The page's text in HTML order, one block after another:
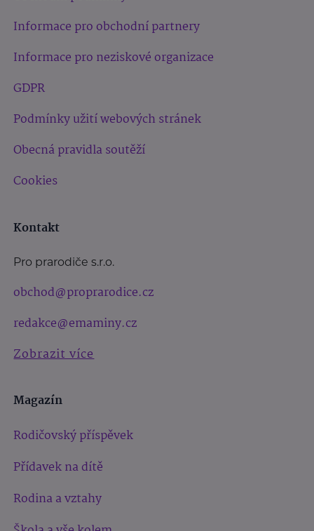
Informace pro obchodní partnery
Informace pro neziskové organizace
GDPR
Podmínky užití webových stránek
Obecná pravidla soutěží
Cookies
Kontakt
Pro prarodiče s.r.o.
obchod@proprarodice.cz
redakce@emaminy.cz
Zobrazit více
Magazín
Rodičovský příspěvek
Přídavek na dítě
Rodina a vztahy